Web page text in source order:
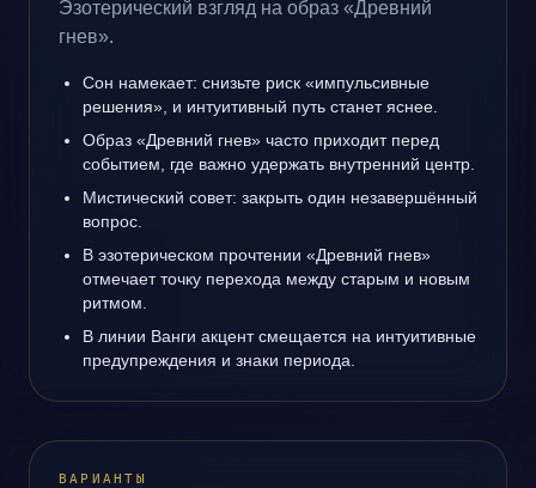
Эзотерический взгляд на образ «Древний
гнев».
Сон намекает: снизьте риск «импульсивные
решения», и интуитивный путь станет яснее.
Образ «Древний гнев» часто приходит перед
событием, где важно удержать внутренний центр.
Мистический совет: закрыть один незавершённый
вопрос.
В эзотерическом прочтении «Древний гнев»
отмечает точку перехода между старым и новым
ритмом.
В линии Ванги акцент смещается на интуитивные
предупреждения и знаки периода.
ВАРИАНТЫ